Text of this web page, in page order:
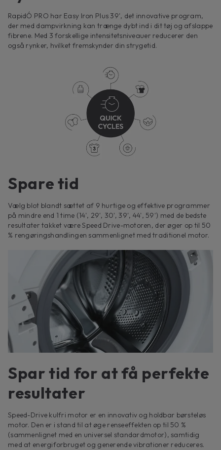
RapidÓ PRO har Easy Iron Plus 39', det innovative program,
der med dampvirkning kan trænge dybt ind i dit tøj og afslappe
fibrene. Med 3 forskellige intensitetsniveauer reducerer den
også rynker, hvilket fremskynder din strygetid.
Spare tid
Vælg blot blandt sættet af 9 hurtige og effektive programmer
på mindre end 1 time (14', 29', 30', 39', 44', 59') med de bedste
resultater takket være Speed ​​Drive-motoren, der øger op til 50
% rengøringshandlingen sammenlignet med traditionel motor.
Spar tid for at få perfekte
resultater
Speed-Drive kulfri motor er en innovativ og holdbar børsteløs
motor. Den er i stand til at øge renseeffekten op til 50 %
(sammenlignet med en universel standardmotor), samtidig
med at energiforbruget og generende vibrationer reduceres.